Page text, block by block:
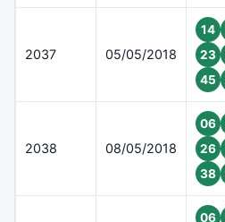
2037 05/05/2018
14
23
45
2038 08/05/2018
06
26
38
06